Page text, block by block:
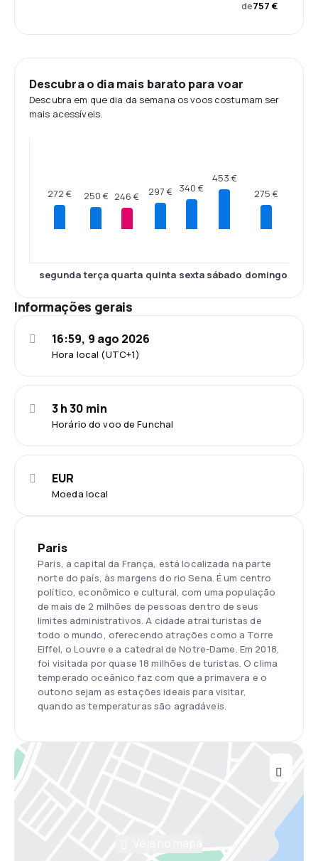
de757 €
Descubra o dia mais barato para voar
Descubra em que dia da semana os voos costumam ser
mais acessíveis.
272 €
segunda
250 €
terça
246 €
quarta
297 €
quinta
340 €
sexta
453 €
sábado
275 €
domingo
Informações gerais
Hora local (UTC+1)
16:59, 9 ago 2026
Horário do voo de Funchal
3 h 30 min
Moeda local
EUR
Paris
Paris, a capital da França, está localizada na parte
norte do país, às margens do rio Sena. É um centro
político, econômico e cultural, com uma população
de mais de 2 milhões de pessoas dentro de seus
limites administrativos. A cidade atrai turistas de
todo o mundo, oferecendo atrações como a Torre
Eiffel, o Louvre e a catedral de Notre-Dame. Em 2018,
foi visitada por quase 18 milhões de turistas. O clima
temperado oceânico faz com que a primavera e o
outono sejam as estações ideais para visitar,
quando as temperaturas são agradáveis.